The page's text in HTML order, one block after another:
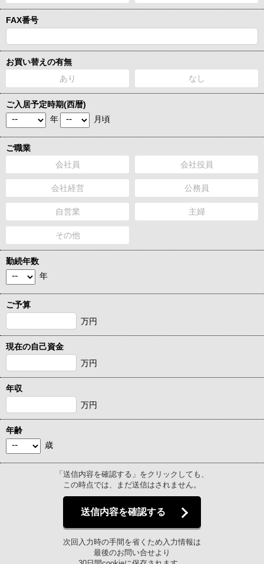
FAX番号
お買い替えの有無
あり
なし
ご入居予定時期(西暦)
年
月頃
ご職業
会社員
会社役員
会社経営 公務員
自営業 主婦
その他
勤続年数
年
ご予算
万円
現在の自己資金
万円
年収
万円
年齢
歳
「送信内容を確認する」をクリックしても、
この時点では、まだ送信はされません。
送信内容を確認する
次回入力時の手間を省くため入力情報は
最後のお問い合せより